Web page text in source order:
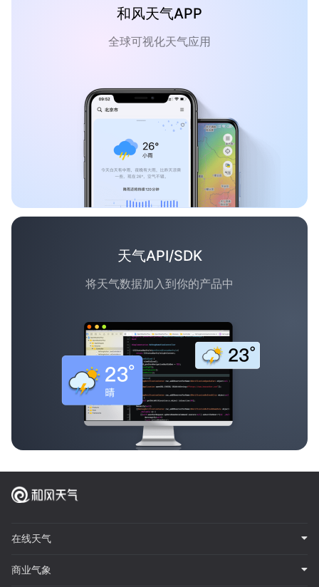
和风天气APP
全球可视化天气应用
天气API/SDK
将天气数据加入到你的产品中
在线天气
商业气象